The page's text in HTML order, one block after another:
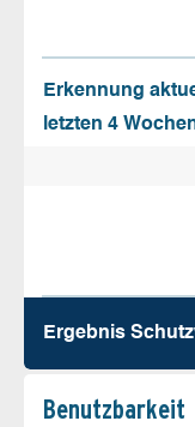
Erkennung
letzten 4
Ergebnis
Benutz­barkeit